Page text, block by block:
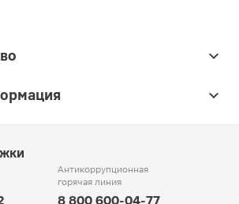
Антикоррупционная
горячая линия
8 800 600-04-77